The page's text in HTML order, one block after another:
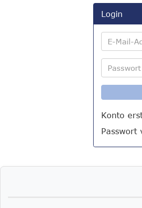
Login
E-
Mail-
Passwort
Konto
Passwort